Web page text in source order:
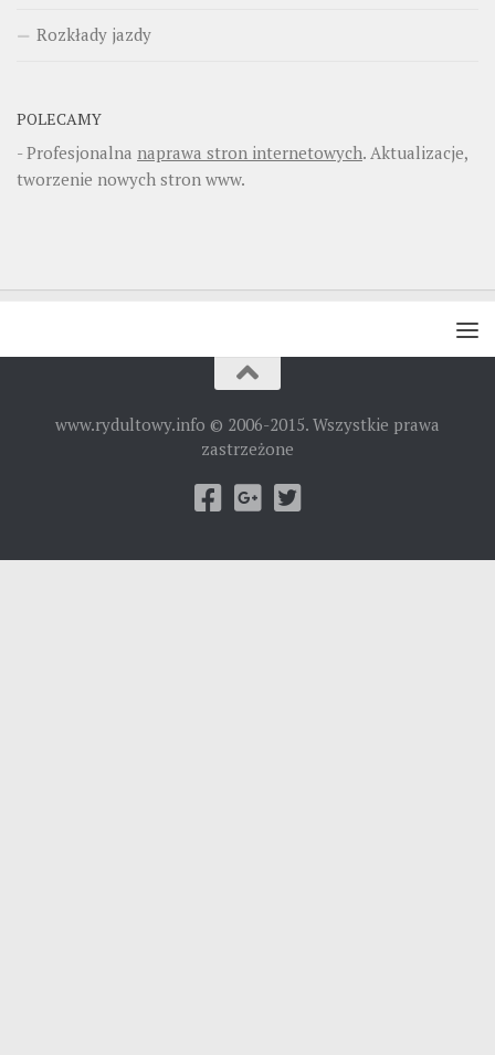
Rozkłady jazdy
POLECAMY
- Profesjonalna naprawa stron internetowych. Aktualizacje,
tworzenie nowych stron www.
www.rydultowy.info © 2006-2015. Wszystkie prawa
zastrzeżone